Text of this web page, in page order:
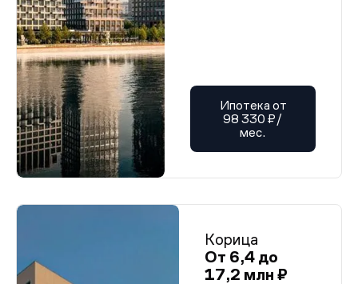
Ипотека от
98 330 ₽/
мес.
Корица
От 6,4 до
17,2 млн ₽